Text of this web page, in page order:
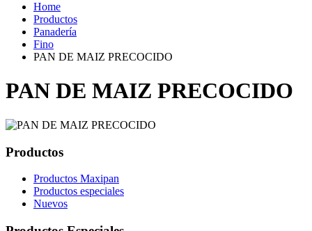
Home
Productos
Panadería
Fino
PAN DE MAIZ PRECOCIDO
PAN DE MAIZ PRECOCIDO
Productos
Productos Maxipan
Productos especiales
Nuevos